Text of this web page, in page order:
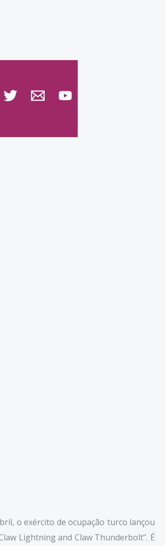
o exército de ocupação turco lançou
Lightning and Claw Thunderbolt”. É